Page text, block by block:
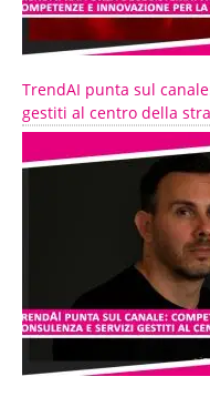
TrendAI punta sul
gestiti al centro della